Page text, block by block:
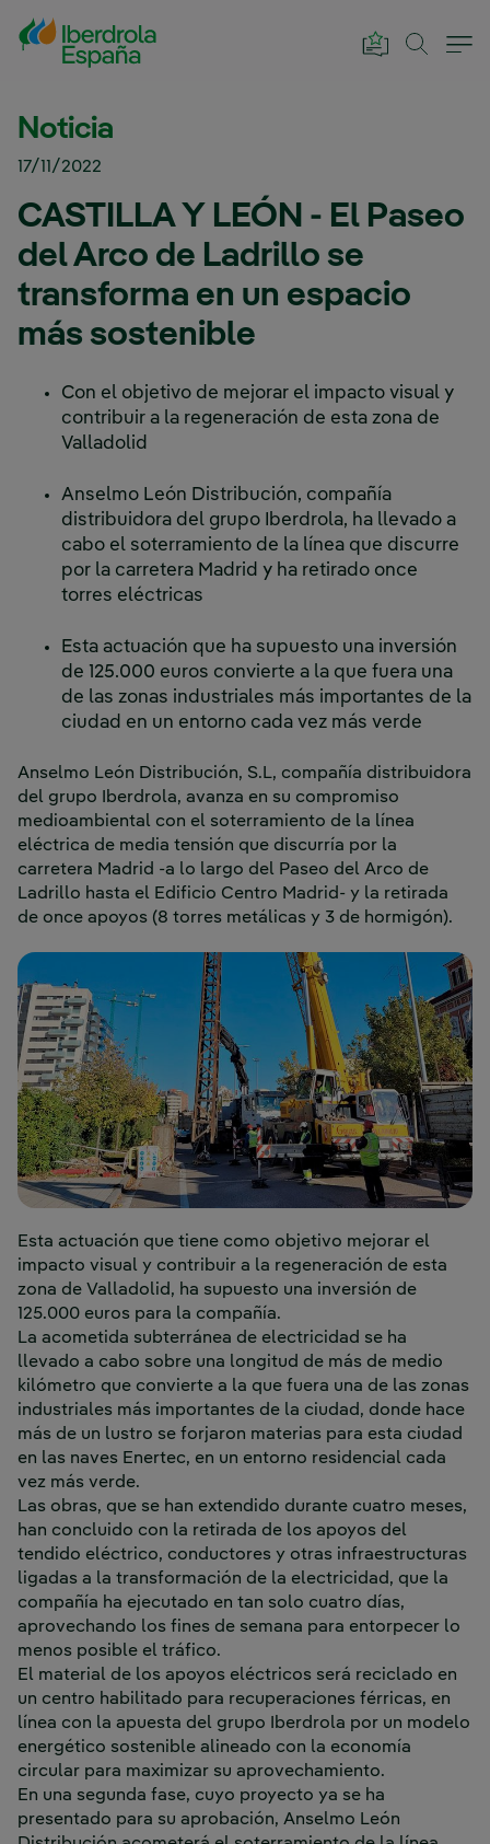
Saltar al contenido principal
Noticia
17/11/2022
CASTILLA Y LEÓN - El Paseo
del Arco de Ladrillo se
transforma en un espacio
más sostenible
Con el objetivo de mejorar el impacto visual y
contribuir a la regeneración de esta zona de
Valladolid
Anselmo León Distribución, compañía
distribuidora del grupo Iberdrola, ha llevado a
cabo el soterramiento de la línea que discurre
por la carretera Madrid y ha retirado once
torres eléctricas
Esta actuación que ha supuesto una inversión
de 125.000 euros convierte a la que fuera una
de las zonas industriales más importantes de la
ciudad en un entorno cada vez más verde
Anselmo León Distribución, S.L, compañía distribuidora
del grupo Iberdrola, avanza en su compromiso
medioambiental con el soterramiento de la línea
eléctrica de media tensión que discurría por la
carretera Madrid -a lo largo del Paseo del Arco de
Ladrillo hasta el Edificio Centro Madrid- y la retirada
de once apoyos (8 torres metálicas y 3 de hormigón).
Esta actuación que tiene como objetivo mejorar el
impacto visual y contribuir a la regeneración de esta
zona de Valladolid, ha supuesto una inversión de
125.000 euros para la compañía.
La acometida subterránea de electricidad se ha
llevado a cabo sobre una longitud de más de medio
kilómetro que convierte a la que fuera una de las zonas
industriales más importantes de la ciudad, donde hace
más de un lustro se forjaron materias para esta ciudad
en las naves Enertec, en un entorno residencial cada
vez más verde.
Las obras, que se han extendido durante cuatro meses,
han concluido con la retirada de los apoyos del
tendido eléctrico, conductores y otras infraestructuras
ligadas a la transformación de la electricidad, que la
compañía ha ejecutado en tan solo cuatro días,
aprovechando los fines de semana para entorpecer lo
menos posible el tráfico.
El material de los apoyos eléctricos será reciclado en
un centro habilitado para recuperaciones férricas, en
línea con la apuesta del grupo Iberdrola por un modelo
energético sostenible alineado con la economía
circular para maximizar su aprovechamiento.
En una segunda fase, cuyo proyecto ya se ha
presentado para su aprobación, Anselmo León